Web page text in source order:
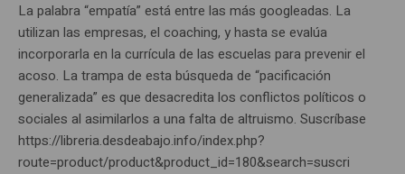
La palabra “empatía” está entre las más googleadas. La
utilizan las empresas, el coaching, y hasta se evalúa
incorporarla en la currícula de las escuelas para prevenir el
acoso. La trampa de esta búsqueda de “pacificación
generalizada” es que desacredita los conflictos políticos o
sociales al asimilarlos a una falta de altruismo. Suscríbase
https://libreria.desdeabajo.info/index.php?
route=product/product&product_id=180&search=suscri